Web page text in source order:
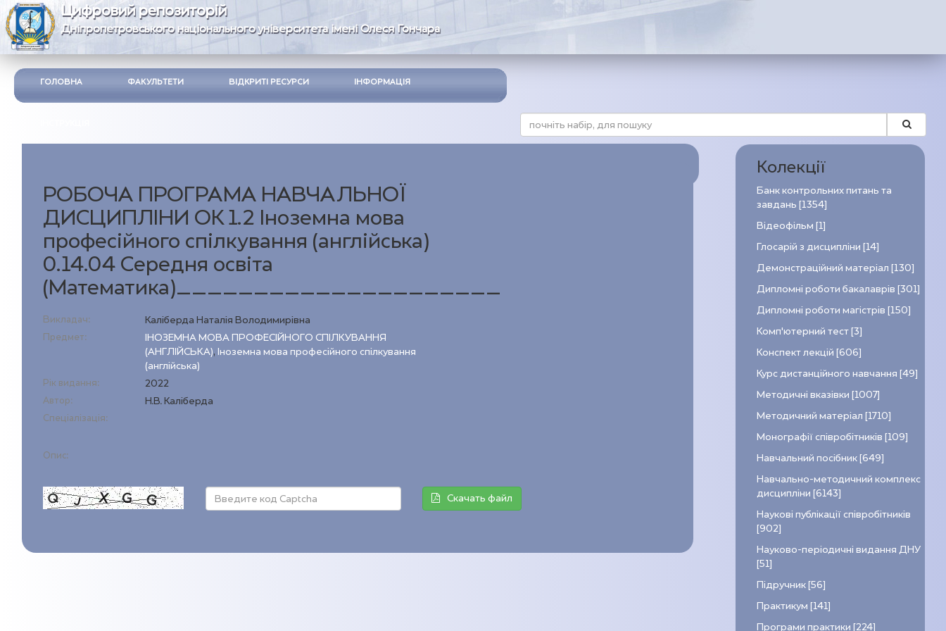
Цифровий репозиторій
Дніпропетровського національного університета імені Олеся Гончара
ГОЛОВНА ФАКУЛЬТЕТИ ВІДКРИТІ РЕСУРСИ ІНФОРМАЦІЯ
РОБОЧА ПРОГРАМА НАВЧАЛЬНОЇ
ДИСЦИПЛІНИ ОК 1.2 Іноземна мова
професійного спілкування (англійська)
0.14.04 Середня освіта
(Математика)_____________________
Викладач: Каліберда Наталія Володимирівна
Предмет:
ІНОЗЕМНА МОВА ПРОФЕСІЙНОГО СПІЛКУВАННЯ
(АНГЛІЙСЬКА), Іноземна мова професійного спілкування
(англійська)
Рік видання: 2022
Автор: Н.В. Каліберда
Спеціалізація:
Опис:
Скачать файл
Колекції
Банк контрольних питань та
завдань [1354]
Відеофільм [1]
Глосарій з дисципліни [14]
Демонстраційний матеріал [130]
Дипломні роботи бакалаврів [301]
Дипломні роботи магістрів [150]
Комп’ютерний тест [3]
Конспект лекцій [606]
Курс дистанційного навчання [49]
Методичні вказівки [1007]
Методичний матеріал [1710]
Монографії співробітників [109]
Навчальний посібник [649]
Навчально-методичний комплекс
дисципліни [6143]
Наукові публікації співробітників
[902]
Науково-періодичні видання ДНУ
[51]
Підручник [56]
Практикум [141]
Програми практики [224]